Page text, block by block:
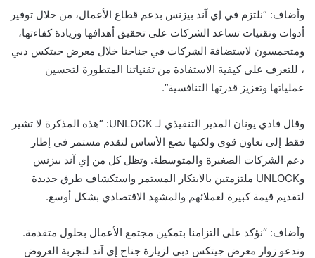
وأضاف: “نلتزم في إي آند بيزنس بدعم قطاع الأعمال، من خلال توفير
أدوات وتقنيات تساعد الشركات على تحقيق أهدافها وزيادة كفاءتها،
ومتحمسون لاستضافة الشركات في جناحنا خلال معرض جيتكس دبي
، للتعرف على كيفية الاستفادة من تقنياتنا المتطورة لتحسين
عملياتها وتعزيز قدرتها التنافسية”.
وقال فادي يونان المدير التنفيذي لـ UNLOCK: “هذه المذكرة لا تشير
فقط إلى تعاون قوي ولكنها تضع الأساس لتقدم مستمر في إطار
دعم الشركات الصغيرة والمتوسطة. وتظل كل من إي آند بيزنس
وUNLOCK ملتزمتين بالابتكار المستمر واستكشاف طرق جديدة
لتقديم قيمة كبيرة لعملائهم والمشهد الاقتصادي بشكل أوسع.
وأضاف: “نؤكد على التزامنا بتمكين مجتمع الأعمال بحلول متقدمة.
وندعو زوار معرض جيتكس دبي لزيارة جناح إي آند لتجربة العروض